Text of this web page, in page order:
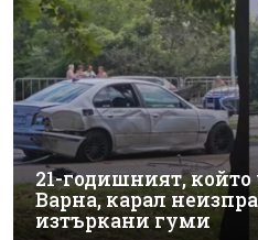
21-годишният,
Варна, карал
изтъркани гуми